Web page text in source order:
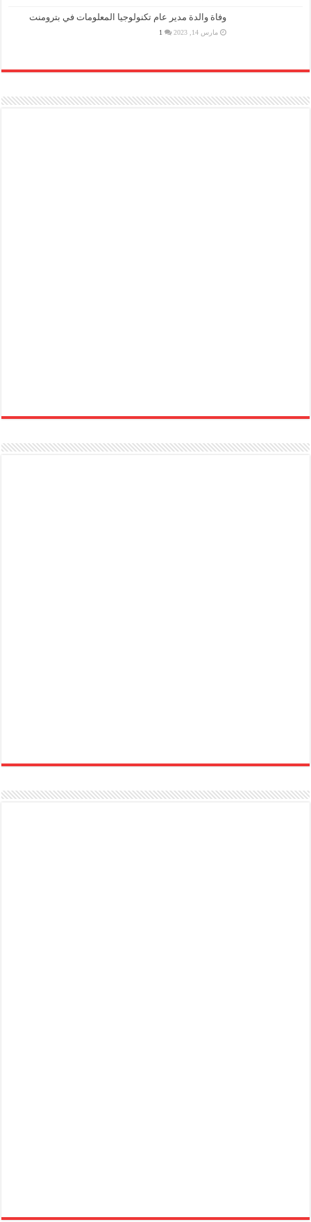
وفاة والدة مدير عام تكنولوجيا المعلومات في بترومنت
مارس 14, 2023 1